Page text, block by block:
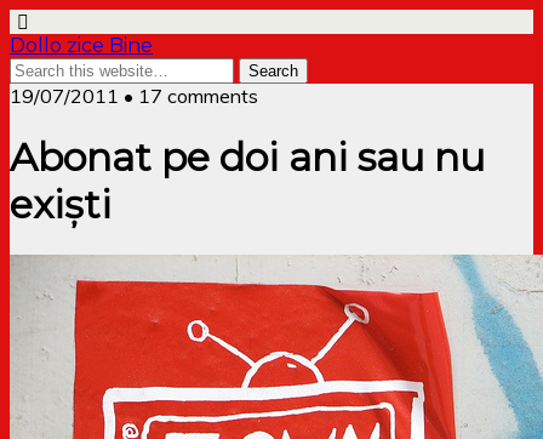
Dollo zice Bine
19/07/2011 • 17 comments
Abonat pe doi ani sau nu
exiști